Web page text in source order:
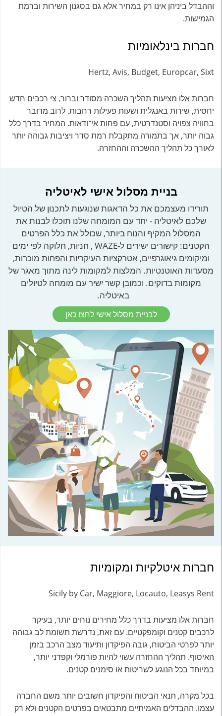
וההבדל ביניהן אינו רק במחיר אלא גם בסגנון השירות וברמת
הגמישות.
חברות בינלאומיות
Hertz, Avis, Budget, Europcar, Sixt
חברות אלו מציעות תהליך השכרה מסודר וברור, צי רכבים חדש
יחסית, שירות באנגלית ושעות פעילות רחבות. לרוב מדובר
בחוויה צפויה וסטנדרטית, עם פחות אי־ודאות. המחיר בדרך כלל
גבוה יותר, אך בתמורה מתקבלת רמת סדר ויציבות גבוהה יותר
לאורך כל תהליך ההשכרה וההחזרה.
בניית מסלול אישי לאיטליה
תורידו מעצמכם את כל הדאגות שנוגעות לתכנון של הטיול
שלכם לאיטליה - יחד עם המומחה שלנו תוכלו לבנות את
המסלול המקיף והנוח ביותר, שכולל את כלל הפרטים
הקטנים: קישורים ישירים ל-WAZE , חניות, חלוקה לפי ימים
ומיקומים גיאוגרפיים, אטרקציות העיקריות והפחות מוכרות,
מסעדות האוטנטיות. המלצות למקומות לינה מתוך מאגר של
מקומות בדוקים. וכמובן קשר ישיר עם מומחה לטיולים
באיטליה.
לבניית מסלול אישי לחצו כאן
חברות איטלקיות ומקומיות
Sicily by Car, Maggiore, Locauto, Leasys Rent
חברות אלו מציעות בדרך כלל מחירים נוחים יותר, בעיקר
לרכבים קטנים וקומפקטיים. עם זאת, נדרשת תשומת לב גבוהה
יותר לפרטי הביטוח, גובה הפיקדון ותיעוד מצב הרכב בזמן
האיסוף. תהליך ההחזרה עשוי להיות פורמלי וקפדני יותר,
במיוחד בכל הנוגע לשריטות או סימנים קטנים.
בכל מקרה, תנאי הביטוח והפיקדון חשובים יותר משם החברה
עצמו. ההבדלים האמיתיים מתבטאים בפרטים הקטנים ולא רק